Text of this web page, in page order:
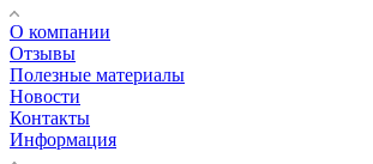
О компании
Отзывы
Полезные материалы
Новости
Контакты
Информация